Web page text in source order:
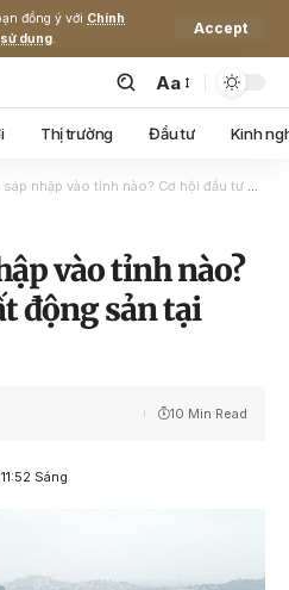
đồng ý với Chính
dụng.
Accept
Aa
Thị trường Đầu tư Kinh
vào tỉnh nào? Cơ hội đầu tư bất động sản tại siêu tỉnh mới
vào tỉnh nào?
động sản tại
Sáng
10 Min Read